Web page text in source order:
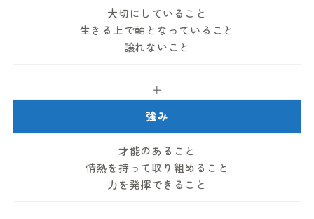
大切にしていること
生きる上で軸となっていること
譲れないこと
＋
強み
才能のあること
情熱を持って取り組めること
力を発揮できること